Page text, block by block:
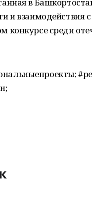
и взаимодействия
конкурсе среди